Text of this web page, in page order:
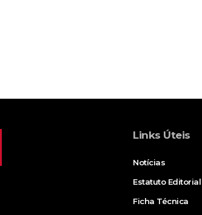
Links Úteis
Notícias
Estatuto Editorial
Ficha Técnica